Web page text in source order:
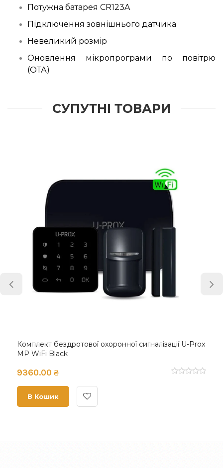
Потужна батарея CR123A
Підключення зовнішнього датчика
Невеликий розмір
Оновлення мікропрограми по повітрю
(ОТА)
СУПУТНІ ТОВАРИ
Комплект бездротової охоронної сигналізації U-Prox
MP WiFi Black
9360.00 ₴
В Кошик